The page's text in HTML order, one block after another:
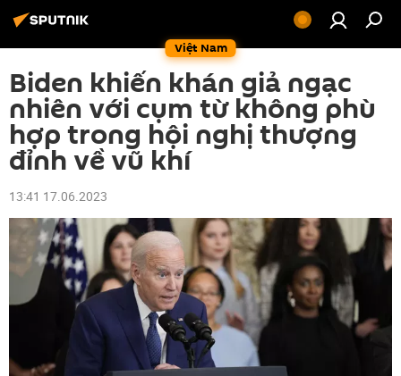
Việt Nam
Biden khiến khán giả ngạc
nhiên với cụm từ không phù
hợp trong hội nghị thượng
đỉnh về vũ khí
13:41 17.06.2023